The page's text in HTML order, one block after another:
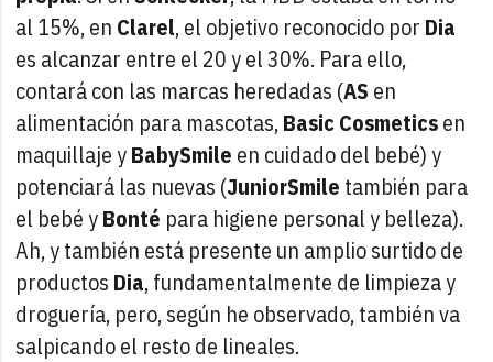
al 15%, en Clarel, el objetivo reconocido por Dia
es alcanzar entre el 20 y el 30%. Para ello,
contará con las marcas heredadas (AS en
alimentación para mascotas,Basic Cosmeticsen
maquillaje yBabySmile en cuidado del bebé) y
potenciará las nuevas (JuniorSmile también para
el bebé yBonté para higiene personal y belleza).
Ah, y también está presente un amplio surtido de
productos Dia, fundamentalmente de limpieza y
droguería, pero, según he observado, también va
salpicando el resto de lineales.